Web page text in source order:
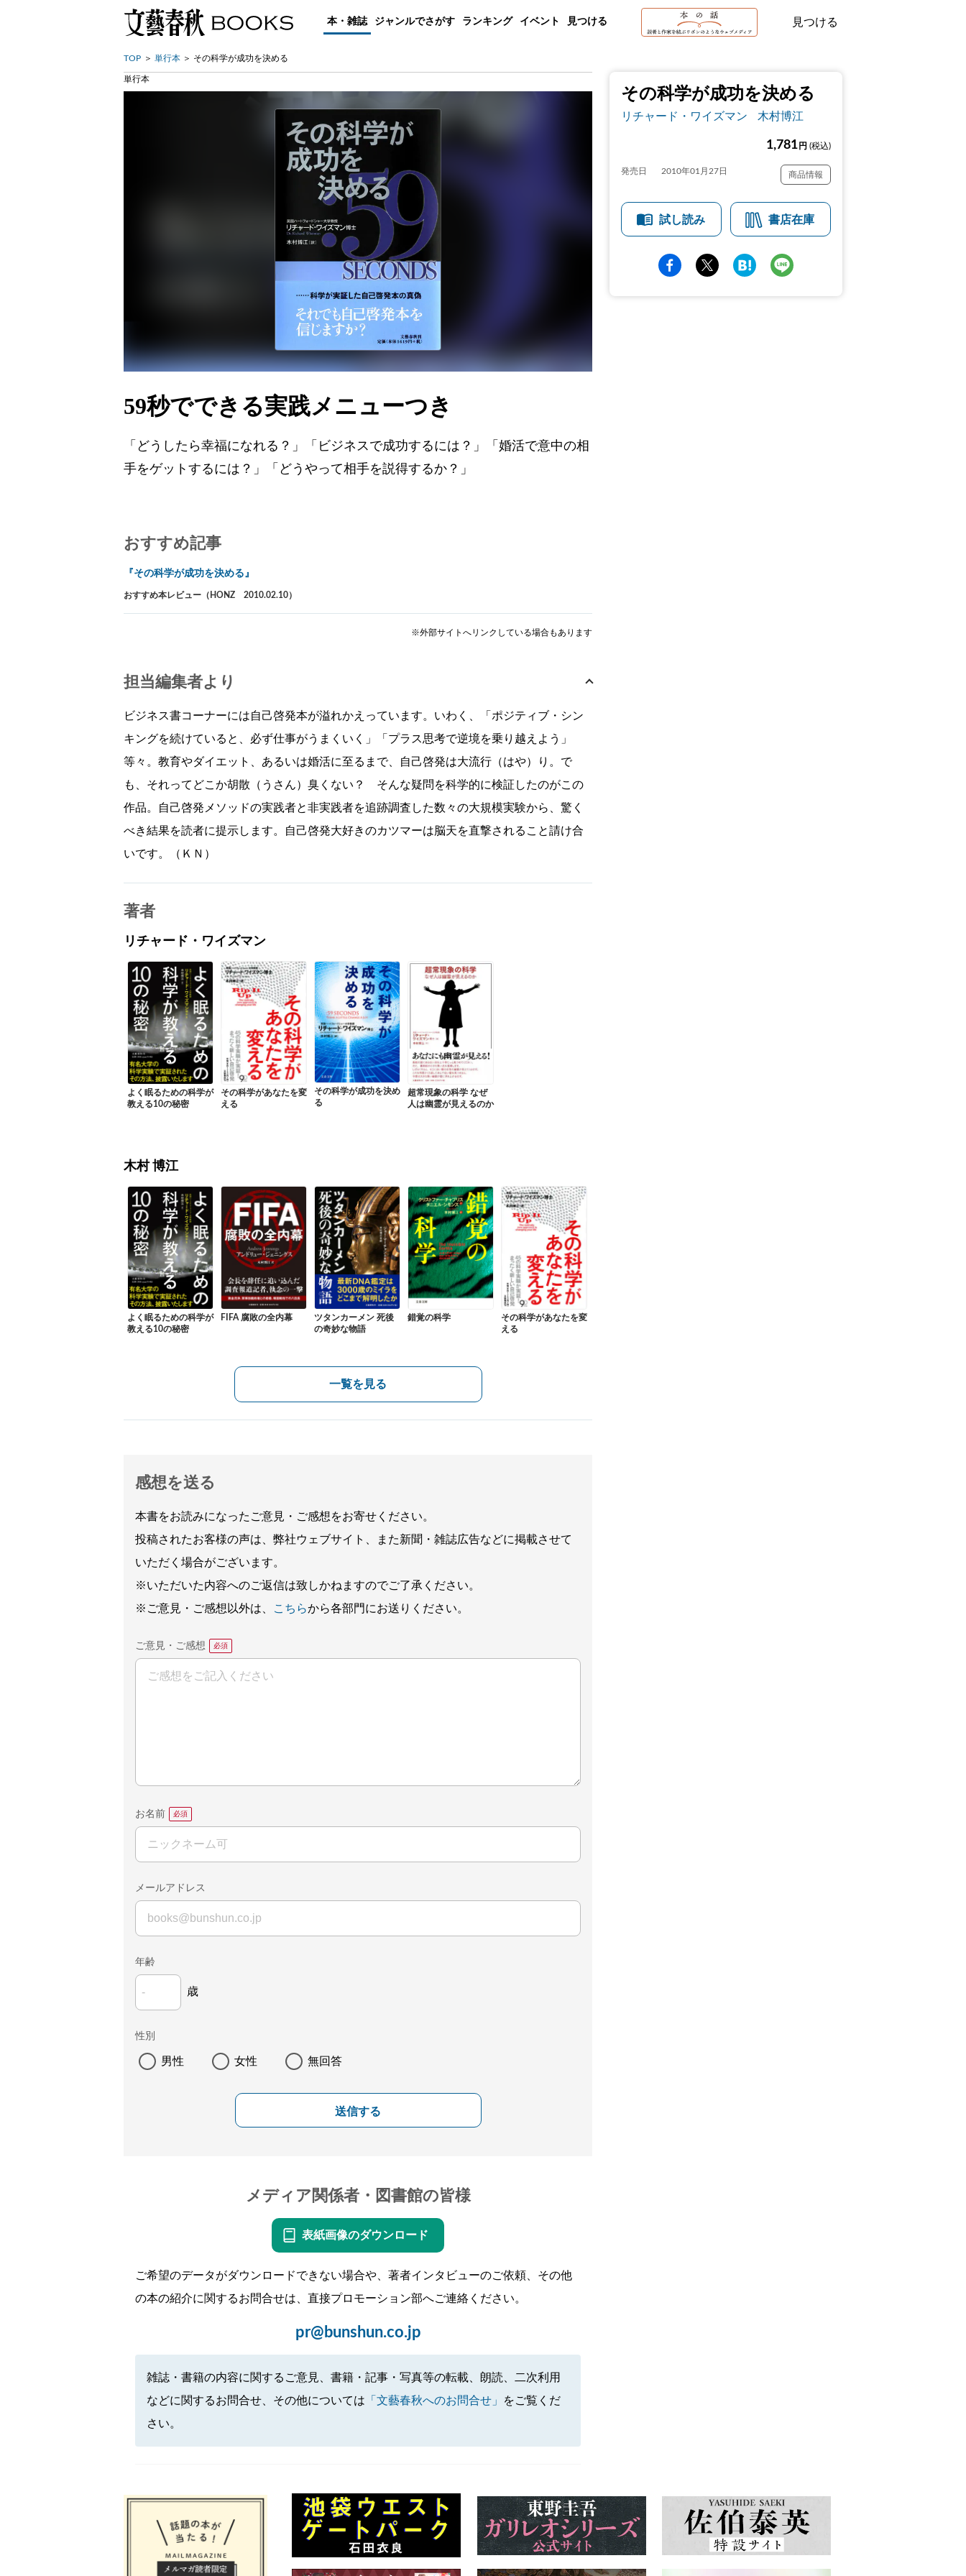
本・雑誌 ジャンルでさがす ランキング イベント 見つける 見つける
TOP 単行本 その科学が成功を決める
その科学が成功を決める
リチャード・ワイズマン 木村博江
1,781 円 (税込)
発売日 2010年01月27日 商品情報
試し読み 書店在庫
単行本
59秒でできる実践メニューつき
「どうしたら幸福になれる？」「ビジネスで成功するには？」「婚活で意中の相
手をゲットするには？」「どうやって相手を説得するか？」
おすすめ記事
『その科学が成功を決める』
おすすめ本レビュー（HONZ 2010.02.10）
※外部サイトへリンクしている場合もあります
担当編集者より
ビジネス書コーナーには自己啓発本が溢れかえっています。いわく、「ポジティブ・シン
キングを続けていると、必ず仕事がうまくいく」「プラス思考で逆境を乗り越えよう」
等々。教育やダイエット、あるいは婚活に至るまで、自己啓発は大流行（はや）り。で
も、それってどこか胡散（うさん）臭くない？ そんな疑問を科学的に検証したのがこの
作品。自己啓発メソッドの実践者と非実践者を追跡調査した数々の大規模実験から、驚く
べき結果を読者に提示します。自己啓発大好きのカツマーは脳天を直撃されること請け合
いです。（ＫＮ）
著者
リチャード・ワイズマン
よく眠るための科学が
教える10の秘密
その科学があなたを変
える
その科学が成功を決め
る
超常現象の科学 なぜ
人は幽霊が見えるのか
木村 博江
よく眠るための科学が
教える10の秘密
FIFA 腐敗の全内幕
ツタンカーメン 死後
の奇妙な物語
錯覚の科学
その科学があなたを変
える
一覧を見る
感想を送る
本書をお読みになったご意見・ご感想をお寄せください。
投稿されたお客様の声は、弊社ウェブサイト、また新聞・雑誌広告などに掲載させて
いただく場合がございます。
※いただいた内容へのご返信は致しかねますのでご了承ください。
※ご意見・ご感想以外は、
こちらから各部門にお送りください。
ご意見・ご感想
お名前
メールアドレス
年齢
歳
性別
男性 女性 無回答
送信する
メディア関係者・図書館の皆様
表紙画像のダウンロード
ご希望のデータがダウンロードできない場合や、著者インタビューのご依頼、その他
の本の紹介に関するお問合せは、直接プロモーション部へご連絡ください。
pr@bunshun.co.jp
雑誌・書籍の内容に関するご意見、書籍・記事・写真等の転載、朗読、二次利用
などに関するお問合せ、その他については 「文藝春秋へのお問合せ」
をご覧くだ
さい。